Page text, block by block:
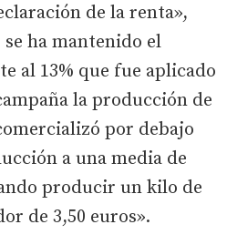
de la renta»,
se ha mantenido el
al 13% que fue aplicado
la producción de
por debajo
a una media de
producir un kilo de
de 3,50 euros».